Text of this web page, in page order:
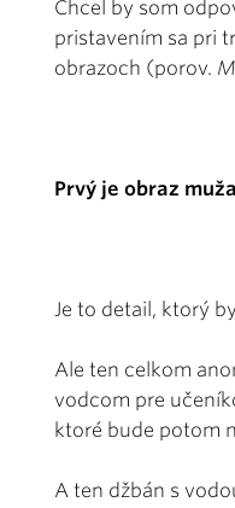
Chcel by som
pristavením sa pri
obrazoch (porov.
Prvý je obraz
Je to detail, ktorý
Ale ten celkom
vodcom pre
ktoré bude potom
A ten džbán s